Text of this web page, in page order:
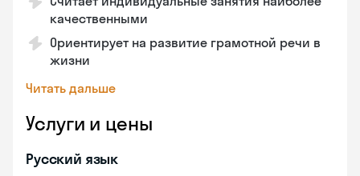
качественными
Ориентирует на развитие грамотной речи в
жизни
Читать дальше
Услуги и цены
Русский язык